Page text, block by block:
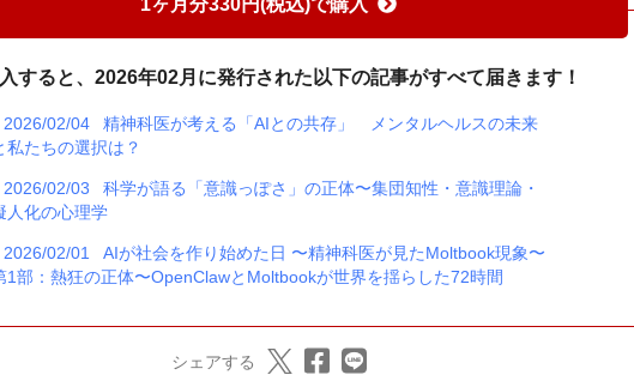
1ヶ月分330円(税込)で購入
すると、2026年02月に発行された以下の記事がすべて届きます！
2026/02/04
精神科医が考える「AIとの共存」 メンタルヘルスの未来
私たちの選択は？
2026/02/03
科学が語る「意識っぽさ」の正体〜集団知性・意識理論・
人化の心理学
2026/02/01
AIが社会を作り始めた日 〜精神科医が見たMoltbook現象〜
1部：熱狂の正体〜OpenClawとMoltbookが世界を揺らした72時間
シェアする